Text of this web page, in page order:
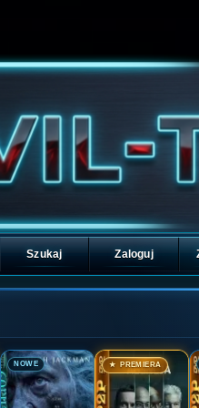
Szukaj Zaloguj
🎬NOWE 🎬★ PREMIERA